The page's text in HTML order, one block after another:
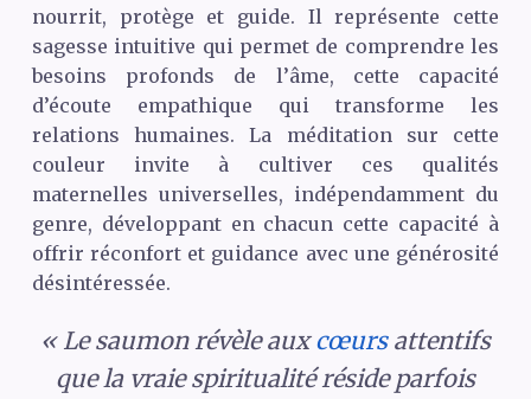
nourrit, protège et guide. Il représente cette
sagesse intuitive qui permet de comprendre les
besoins profonds de l’âme, cette capacité
d’écoute empathique qui transforme les
relations humaines. La méditation sur cette
couleur invite à cultiver ces qualités
maternelles universelles, indépendamment du
genre, développant en chacun cette capacité à
offrir réconfort et guidance avec une générosité
désintéressée.
« Le saumon révèle auxcœursattentifs
que la vraie spiritualité réside parfois